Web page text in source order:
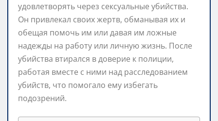
удовлетворять через сексуальные убийства.
Он привлекал своих жертв, обманывая их и
обещая помочь им или давая им ложные
надежды на работу или личную жизнь. После
убийства втирался в доверие к полиции,
работая вместе с ними над расследованием
убийств, что помогало ему избегать
подозрений.